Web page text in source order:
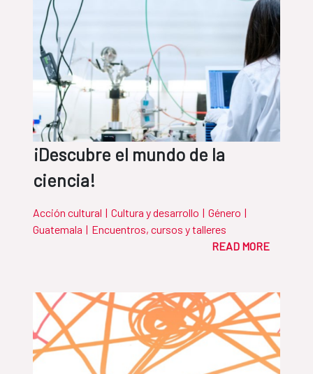
¡Descubre el mundo de la
ciencia!
Acción cultural | Cultura y desarrollo | Género |
Guatemala | Encuentros, cursos y talleres
READ MORE